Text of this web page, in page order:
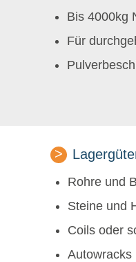
Bis 4000kg
Für
Rohre und
Steine und
Coils oder
Autowracks